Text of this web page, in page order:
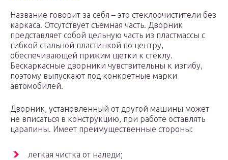
Название говорит за себя – это стеклоочистители без
каркаса. Отсутствует съемная часть. Дворник
представляет собой цельную часть из пластмассы с
гибкой стальной пластинкой по центру,
обеспечивающей прижим щетки к стеклу.
Бескаркасные дворники чувствительны к изгибу,
поэтому выпускают под конкретные марки
автомобилей.
Дворник, установленный от другой машины может
не вписаться в конструкцию, при работе оставлять
царапины. Имеет преимущественные стороны:
легкая чистка от наледи;